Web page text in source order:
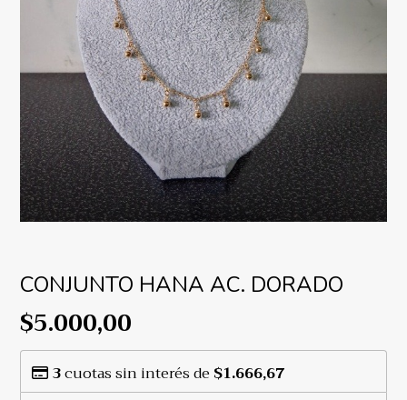
CONJUNTO HANA AC. DORADO
$5.000,00
3cuotas sin interés de $1.666,67